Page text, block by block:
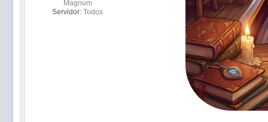
Magnum
Servidor: Todos